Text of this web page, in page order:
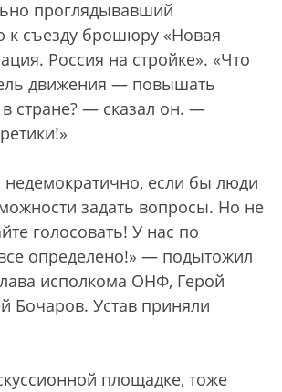
проглядывавший
к съезду брошюру «Новая
Россия на стройке». «Что
движения — повышать
стране? — сказал он. —
если бы люди
задать вопросы. Но не
голосовать! У нас по
определено!» — подытожил
исполкома ОНФ, Герой
Бочаров. Устав приняли
площадке, тоже